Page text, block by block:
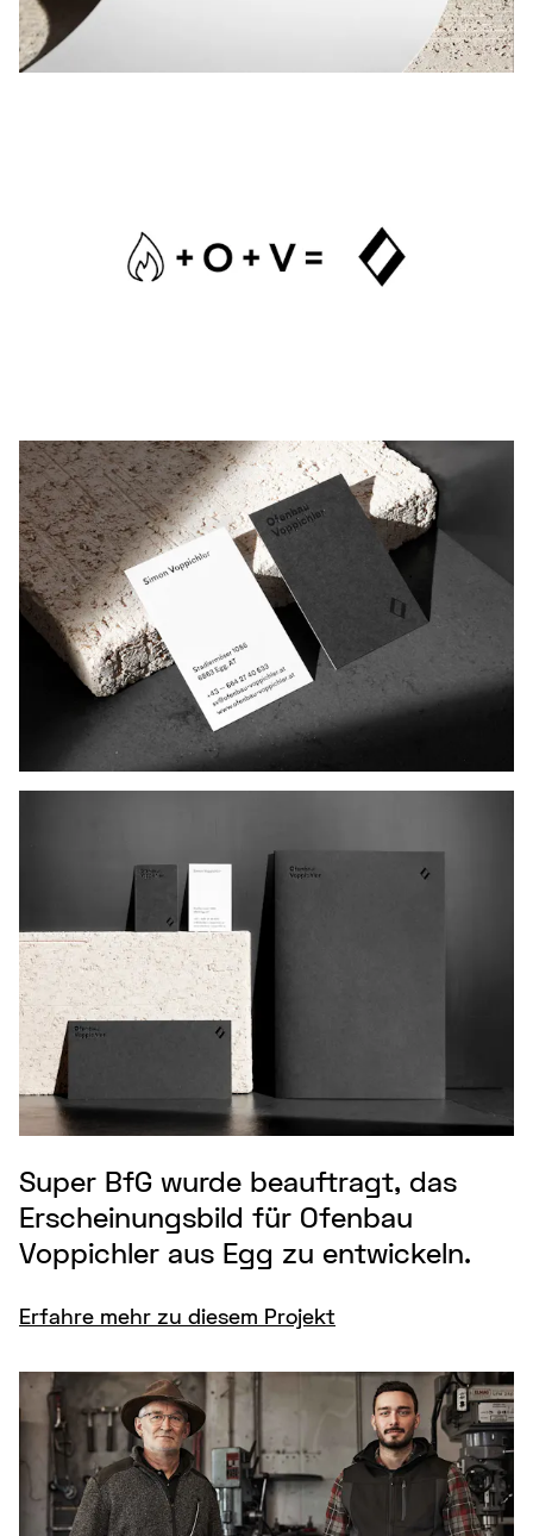
Super BfG wurde beauftragt, das
Erscheinungsbild für Ofenbau
Voppichler aus Egg zu entwickeln.
Erfahre mehr zu diesem Projekt